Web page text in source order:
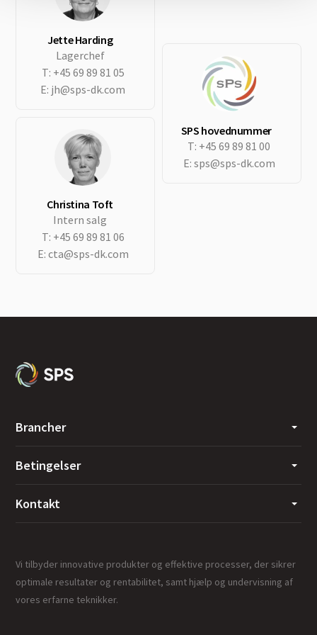
Jette Harding
Lagerchef
T: +45 69 89 81 05
E: jh@sps-dk.com
Christina Toft
Intern salg
T: +45 69 89 81 06
E: cta@sps-dk.com
SPS hovednummer
T: +45 69 89 81 00
E: sps@sps-dk.com
Brancher
Betingelser
Kontakt
Vi tilbyder innovative produkter og effektive processer, der sikrer
optimale resultater og rentabilitet, samt hjælp og undervisning af
vores erfarne teknikker.